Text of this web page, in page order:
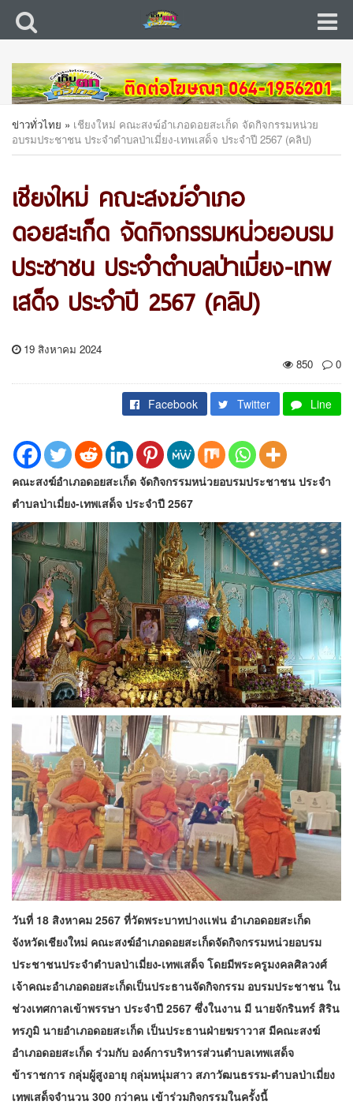
ข่าวทั่วไทย » เชียงใหม่ คณะสงฆ์อำเภอดอยสะเก็ด จัดกิจกรรมหน่วย
อบรมประชาชน ประจำตำบลป่าเมี่ยง-เทพเสด็จ ประจำปี 2567 (คลิป)
เชียงใหม่ คณะสงฆ์อำเภอ
ดอยสะเก็ด จัดกิจกรรมหน่วยอบรม
ประชาชน ประจำตำบลป่าเมี่ยง-เทพ
เสด็จ ประจำปี 2567 (คลิป)
19 สิงหาคม 2024
850
0
Facebook Twitter Line
คณะสงฆ์อำเภอดอยสะเก็ด จัดกิจกรรมหน่วยอบรมประชาชน ประจำ
ตำบลป่าเมี่ยง-เทพเสด็จ ประจำปี 2567
วันที่ 18 สิงหาคม 2567 ที่วัดพระบาทปางเเฟน อำเภอดอยสะเก็ด
จังหวัดเชียงใหม่ คณะสงฆ์อำเภอดอยสะเก็ดจัดกิจกรรมหน่วยอบรม
ประชาชนประจำตำบลป่าเมี่ยง-เทพเสด็จ โดยมีพระครูมงคลศิลวงศ์
เจ้าคณะอำเภอดอยสะเก็ดเป็นประธานจัดกิจกรรม อบรมประชาชน ใน
ช่วงเทศกาลเข้าพรรษา ประจำปี 2567 ซึ่งในงาน มี นายจักรินทร์ สิริน
ทรภูมิ นายอำเภอดอยสะเก็ด เป็นประธานฝ่ายฆราวาส มีคณะสงฆ์
อำเภอดอยสะเก็ด ร่วมกับ องค์การบริหารส่วนตำบลเทพเสด็จ
ข้าราชการ กลุ่มผู้สูงอายุ กลุ่มหนุ่มสาว สภาวัฒนธรรม-ตำบลป่าเมี่ยง
เทพเสด็จจำนวน 300 กว่าคน เข้าร่วมกิจกรรมในครั้งนี้